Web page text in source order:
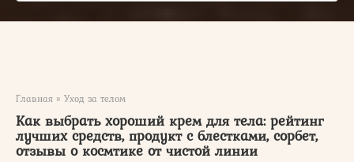
Главная » Уход за телом
Как выбрать хороший крем для тела: рейтинг
лучших средств, продукт с блестками, сорбет,
отзывы о космтике от чистой линии